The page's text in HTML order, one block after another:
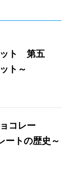
ット 第五
ト～
コレー
トの歴史～